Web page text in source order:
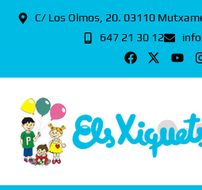
C/ Los Olmos, 20. 03110
647 21 30 12